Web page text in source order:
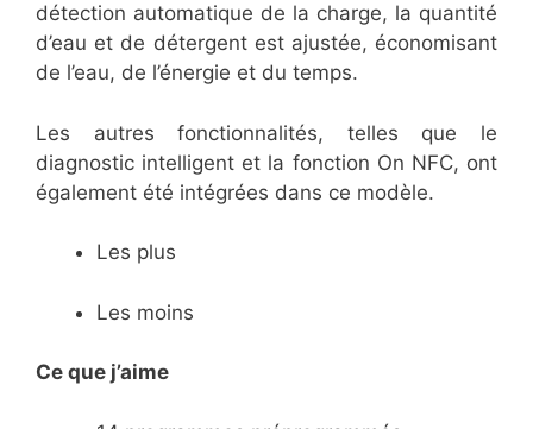
détection automatique de la charge, la quantité
d’eau et de détergent est ajustée, économisant
de l’eau, de l’énergie et du temps.
Les autres fonctionnalités, telles que le
diagnostic intelligent et la fonction On NFC, ont
également été intégrées dans ce modèle.
Les plus
Les moins
Ce que j’aime